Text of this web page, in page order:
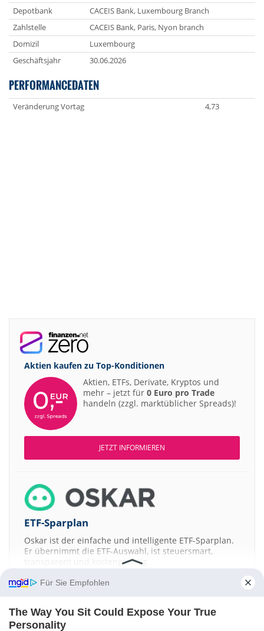
Depotbank
CACEIS Bank, Luxembourg Branch
Zahlstelle
CACEIS Bank, Paris, Nyon branch
Domizil
Luxembourg
Geschäftsjahr
30.06.2026
PERFORMANCEDATEN
Veränderung Vortag 4,73
Aktien kaufen zu Top-Konditionen
Aktien, ETFs, Derivate, Kryptos und
mehr – jetzt für 0 Euro pro Trade
handeln (zzgl. marktüblicher Spreads)!
JETZT INFORMIEREN
ETF-Sparplan
Oskar ist der einfache und intelligente ETF-Sparplan.
Er übernimmt die ETF-Auswahl, ist steuersmart,
transparent und kostengünstig.
JETZT MEHR ERFAHREN
Für Sie Empfohlen
The Way You Sit Could Expose Your True
Personality